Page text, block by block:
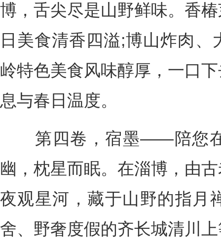
博，舌尖尽是山野鲜味。香
日美食清香四溢;博山炸肉
岭特色美食风味醇厚，一口
息与春日温度。
第四卷，宿墨——陪您在
幽，枕星而眠。在淄博，由
夜观星河，藏于山野的指月
舍、野奢度假的齐长城清川